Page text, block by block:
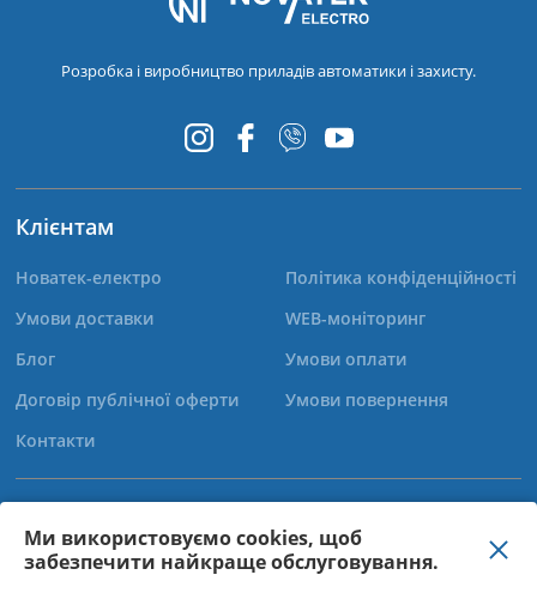
Ми використовуємо cookies, щоб
забезпечити найкраще обслуговування.
Розробка і виробництво приладів автоматики і захисту.
Клієнтам
Новатек-електро
Умови доставки
Блог
Договір публічної оферти
Контакти
Політика конфіденційності
WEB-моніторинг
Умови оплати
Умови повернення
+38 (067) 565-37-68
+38 (050) 359-39-11